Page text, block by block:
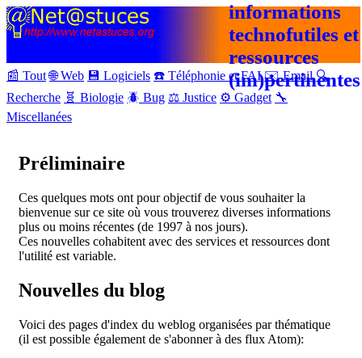
informations
technofutiles et
ressources
(im)pertinentes
📰 Tout 🌐 Web 💾 Logiciels ☎️ Téléphonie et FAI ✉️ Email 🔍
Recherche 🧬 Biologie 🪲 Bug ⚖️ Justice ⚙️ Gadget 🔧
Miscellanées
Préliminaire
Ces quelques mots ont pour objectif de vous souhaiter la
bienvenue sur ce site où vous trouverez diverses informations
plus ou moins récentes (de 1997 à nos jours).
Ces nouvelles cohabitent avec des services et ressources dont
l'utilité est variable.
Nouvelles du blog
Voici des pages d'index du weblog organisées par thématique
(il est possible également de s'abonner à des flux Atom):